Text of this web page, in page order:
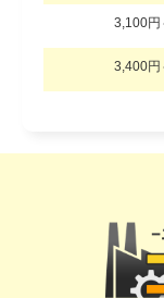
3,100円
3,400円